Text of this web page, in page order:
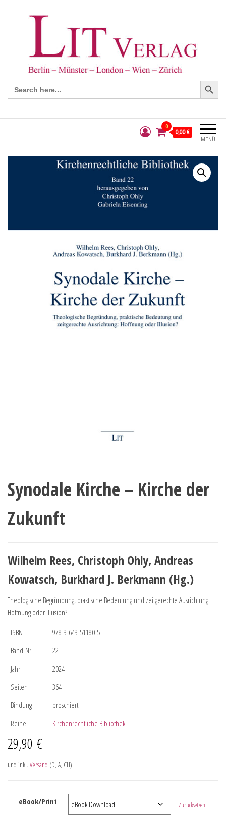
Search
for:
Search Button
MENÜ
0
0,00 €
Synodale Kirche – Kirche der
Zukunft
Wilhelm Rees, Christoph Ohly, Andreas
Kowatsch, Burkhard J. Berkmann (Hg.)
Theologische Begründung, praktische Bedeutung und zeitgerechte Ausrichtung:
Hoffnung oder Illusion?
ISBN
978-3-643-51180-5
Band-Nr.
22
Jahr
2024
Seiten
364
Bindung
broschiert
Reihe
Kirchenrechtliche Bibliothek
29,90 €
und inkl. Versand (D, A, CH)
eBook/Print Zurücksetzen